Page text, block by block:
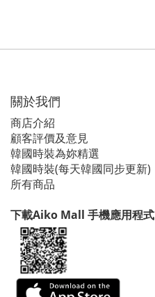
關於我們
商店介紹
顧客評價及意見
韓國時裝為妳精選
韓國時裝(每天韓國同步更新)
所有商品
下載Aiko Mall 手機應用程式